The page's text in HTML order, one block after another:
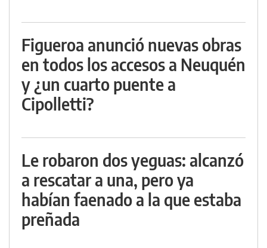
Figueroa anunció nuevas obras
en todos los accesos a Neuquén
y ¿un cuarto puente a
Cipolletti?
Le robaron dos yeguas: alcanzó
a rescatar a una, pero ya
habían faenado a la que estaba
preñada